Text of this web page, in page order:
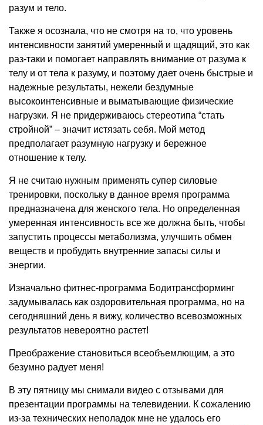
разум и тело.
Также я осознала, что не смотря на то, что уровень
интенсивности занятий умеренный и щадящий, это как
раз-таки и помогает направлять внимание от разума к
телу и от тела к разуму, и поэтому дает очень быстрые и
надежные результаты, нежели бездумные
высокоинтенсивные и выматывающие физические
нагрузки. Я не придерживаюсь стереотипа “стать
стройной” – значит истязать себя. Мой метод
предполагает разумную нагрузку и бережное
отношение к телу.
Я не считаю нужным применять супер силовые
тренировки, поскольку в данное время программа
предназначена для женского тела. Но определенная
умеренная интенсивность все же должна быть, чтобы
запустить процессы метаболизма, улучшить обмен
веществ и пробудить внутренние запасы силы и
энергии.
Изначально фитнес-программа Бодитрансформинг
задумывалась как оздоровительная программа, но на
сегодняшний день я вижу, количество всевозможных
результатов невероятно растет!
Преображение становиться всеобъемлющим, а это
безумно радует меня!
В эту пятницу мы снимали видео с отзывами для
презентации программы на телевидении. К сожалению
из-за технических неполадок мне не удалось его